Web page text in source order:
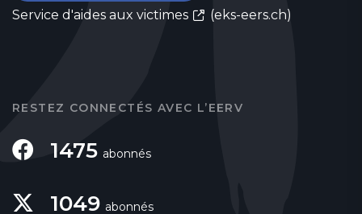
Service d'aides aux victimes
(eks-eers.ch)
RESTEZ CONNECTÉS AVEC L’EERV
1475 abonnés
1049 abonnés